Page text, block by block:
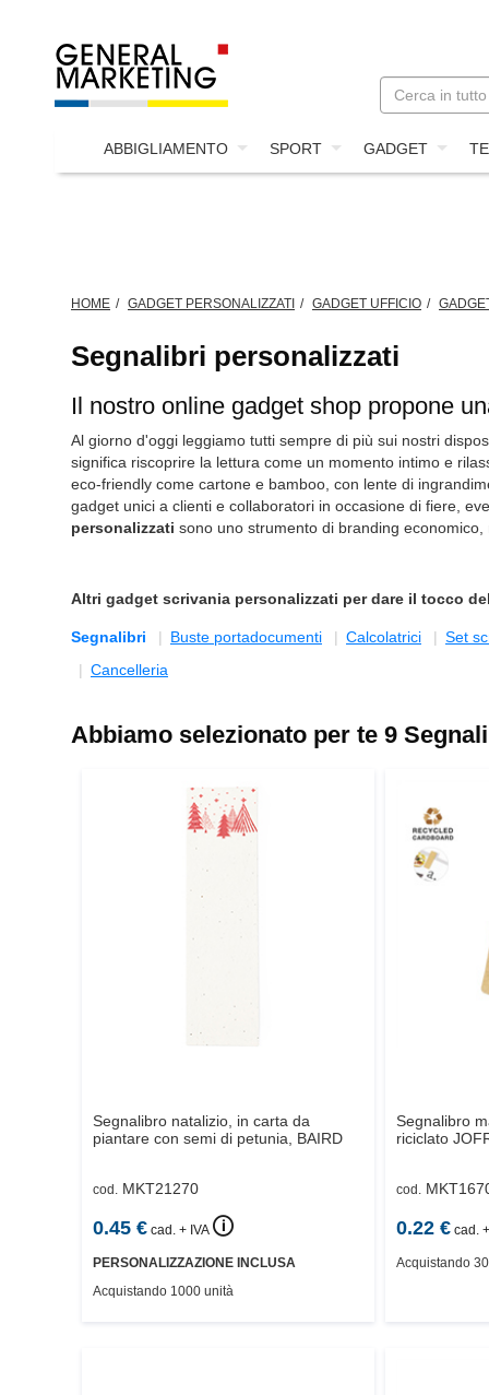
ABBIGLIAMENTO SPORT GADGET
HOME GADGET PERSONALIZZATI GADGET UFFICIO
Segnalibri personalizzati
Il nostro online gadget shop propone
Al giorno d'oggi leggiamo tutti sempre di più sui nostri
significa riscoprire la lettura come un momento intimo e
eco-friendly come cartone e bamboo, con lente di
gadget unici a clienti e collaboratori in occasione di fiere,
personalizzati sono uno strumento di branding
Altri gadget scrivania personalizzati per dare il tocco
Segnalibri Buste portadocumenti Calcolatrici
Set
Cancelleria
Abbiamo selezionato per te 9
Segnalibro natalizio, in carta da
piantare con semi di petunia,
BAIRD
cod. MKT21270
0.45 € cad. + IVA 🛈
PERSONALIZZAZIONE INCLUSA
Acquistando 1000 unità
Segnalibro
riciclato
cod.
0.22€ cad.
Acquistando